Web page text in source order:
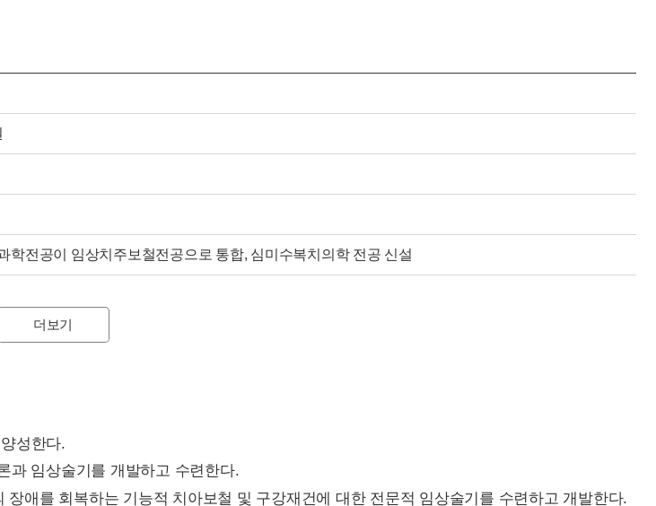
학전공이 임상치주보철전공으로 통합, 심미수복치의학 전공 신설
더보기
성한다.
과 임상술기를 개발하고 수련한다.
애를 회복하는 기능적 치아보철 및 구강재건에 대한 전문적 임상술기를 수련하고 개발한다.